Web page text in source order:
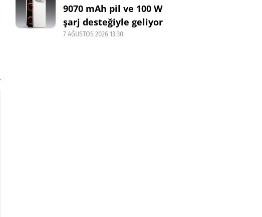
9070 mAh pil ve 100 W
şarj desteğiyle geliyor
7 AĞUSTOS 2026 13:30